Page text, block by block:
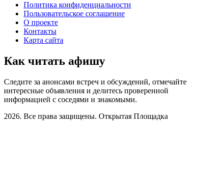
Политика конфиденциальности
Пользовательское соглашение
О проекте
Контакты
Карта сайта
Как читать афишу
Следите за анонсами встреч и обсуждений, отмечайте
интересные объявления и делитесь проверенной
информацией с соседями и знакомыми.
2026. Все права защищены. Открытая Площадка